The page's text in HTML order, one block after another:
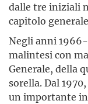
dalle tre iniziali
capitolo
Negli anni 1966-
malintesi con
Generale, della
sorella. Dal
un importante